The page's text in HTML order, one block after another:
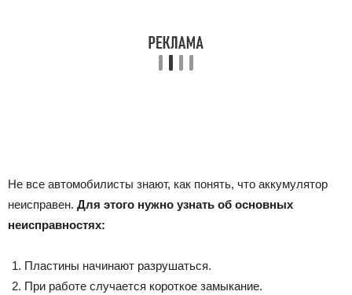
Не все автомобилисты знают, как понять, что аккумулятор
неисправен. Для этого нужно узнать об основных
неисправностях:
Пластины начинают разрушаться.
При работе случается короткое замыкание.